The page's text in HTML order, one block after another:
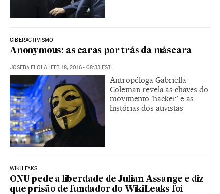
CIBERACTIVISMO
Anonymous: as caras por trás da máscara
JOSEBA ELOLA | FEB 18, 2016 - 08:33 EST
Antropóloga Gabriella
Coleman revela as chaves do
movimento ‘hacker’ e as
histórias dos ativistas
WIKILEAKS
ONU pede a liberdade de Julian Assange e diz
que prisão de fundador do WikiLeaks foi